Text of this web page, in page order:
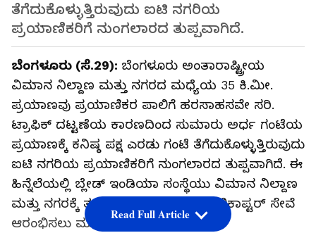
ತೆಗೆದುಕೊಳ್ಳುತ್ತಿರುವುದು ಐಟಿ ನಗರಿಯ
ಪ್ರಯಾಣಿಕರಿಗೆ ನುಂಗಲಾರದ ತುಪ್ಪವಾಗಿದೆ.
ಬೆಂಗಳೂರು (ಸೆ.29): ಬೆಂಗಳೂರು ಅಂತಾರಾಷ್ಟ್ರೀಯ
ವಿಮಾನ ನಿಲ್ದಾಣ ಮತ್ತು ನಗರದ ಮಧ್ಯೆಯ 35 ಕಿ.ಮೀ.
ಪ್ರಯಾಣವು ಪ್ರಯಾಣಿಕರ ಪಾಲಿಗೆ ಹರಸಾಹಸವೇ ಸರಿ.
ಟ್ರಾಫಿಕ್‌ ದಟ್ಟಣೆಯ ಕಾರಣದಿಂದ ಸುಮಾರು ಅರ್ಧ ಗಂಟೆಯ
ಪ್ರಯಾಣಕ್ಕೆ ಕನಿಷ್ಠ ಪಕ್ಷ ಎರಡು ಗಂಟೆ ತೆಗೆದುಕೊಳ್ಳುತ್ತಿರುವುದು
ಐಟಿ ನಗರಿಯ ಪ್ರಯಾಣಿಕರಿಗೆ ನುಂಗಲಾರದ ತುಪ್ಪವಾಗಿದೆ. ಈ
ಹಿನ್ನೆಲೆಯಲ್ಲಿ ಬ್ಲೇಡ್‌ ಇಂಡಿಯಾ ಸಂಸ್ಥೆಯು ವಿಮಾನ ನಿಲ್ದಾಣ
ಮತ್ತು ನಗರಕ್ಕೆ ತ್ವರಿತ ಸಂಪರ್ಕ ಕಲ್ಪಿಸಲು ಹೆಲಿಕಾಪ್ಟರ್‌ ಸೇವೆ
ಆರಂಭಿಸಲು ಮುಂದಾಗಿದೆ.
Read Full Article